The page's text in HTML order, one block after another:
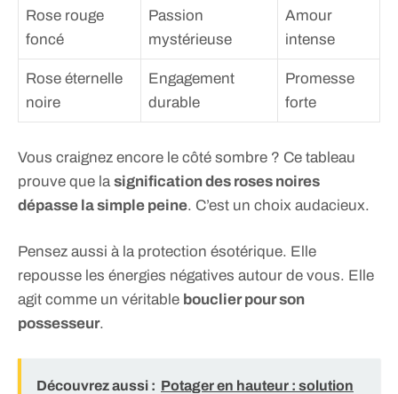
Rose rouge
foncé
Passion
mystérieuse
Amour
intense
Rose éternelle
noire
Engagement
durable
Promesse
forte
Vous craignez encore le côté sombre ? Ce tableau
prouve que la signification des roses noires
dépasse la simple peine. C’est un choix audacieux.
Pensez aussi à la protection ésotérique. Elle
repousse les énergies négatives autour de vous. Elle
agit comme un véritable bouclier pour son
possesseur.
Découvrez aussi : Potager en hauteur : solution